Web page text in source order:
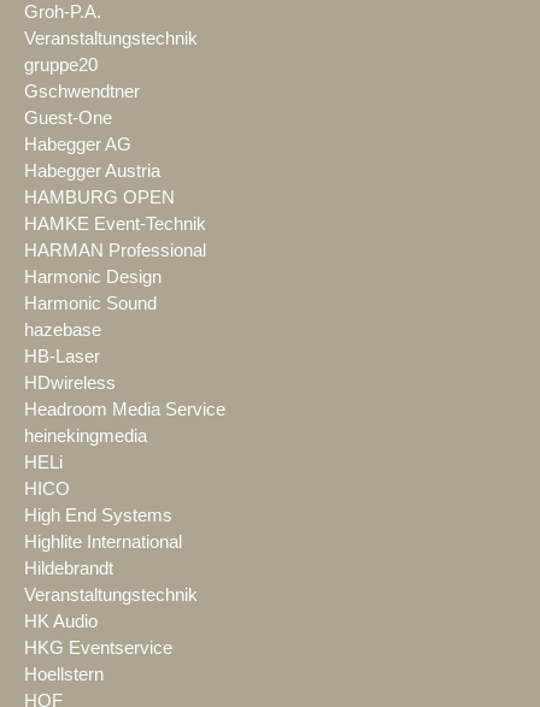
Groh-P.A.
Veranstaltungstechnik
gruppe20
Gschwendtner
Guest-One
Habegger AG
Habegger Austria
HAMBURG OPEN
HAMKE Event-Technik
HARMAN Professional
Harmonic Design
Harmonic Sound
hazebase
HB-Laser
HDwireless
Headroom Media Service
heinekingmedia
HELi
HICO
High End Systems
Highlite International
Hildebrandt
Veranstaltungstechnik
HK Audio
HKG Eventservice
Hoellstern
HOF